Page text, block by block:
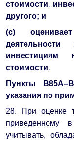
стоимости,
другого; и
(c)
стоимости.
Пункты
указания по
28. При оценке
приведенному
учитывать,